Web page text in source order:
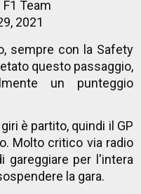
Team
2021
sempre con la Safety
questo passaggio,
un punteggio
è partito, quindi il GP
Molto critico via radio
gareggiare per l'intera
la gara.